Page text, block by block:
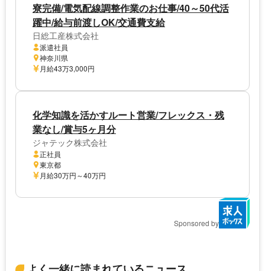
寮完備/電気配線調整作業のお仕事/40～50代活
躍中/給与前渡しOK/交通費支給
日総工産株式会社
派遣社員
神奈川県
月給43万3,000円
化学知識を活かすルート営業/フレックス・残
業なし/賞与5ヶ月分
ジャテック株式会社
正社員
東京都
月給30万円～40万円
Sponsored by